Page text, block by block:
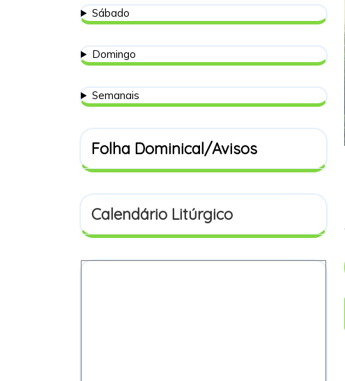
Sábado
Domingo
Semanais
Folha Dominical/Avisos
Calendário Litúrgico